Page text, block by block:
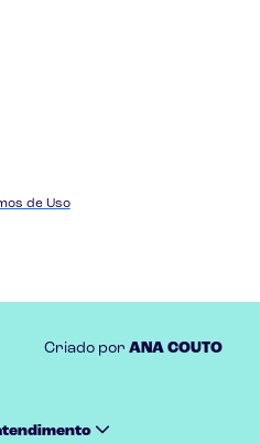
de Uso
Criado por ANA COUTO